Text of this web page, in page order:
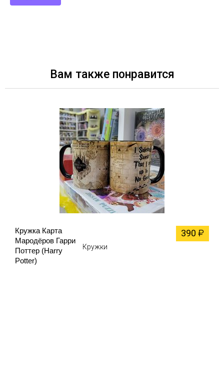
Вам также понравится
Кружка Карта
Мародёров Гарри
Поттер (Harry
Potter)
390 ₽
Кружки